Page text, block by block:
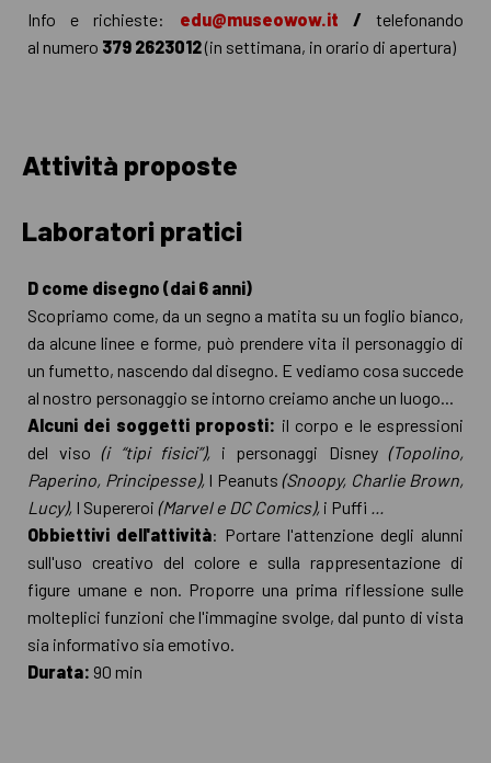
Info e richieste: edu@museowow.it /telefonando
al numero 379 2623012(in settimana, in orario di apertura)
Attività proposte
Laboratori pratici
D come disegno (dai 6 anni)
Scopriamo come, da un segno a matita su un foglio bianco,
da alcune linee e forme, può prendere vita il personaggio di
un fumetto, nascendo dal disegno. E vediamo cosa succede
al nostro personaggio se intorno creiamo anche un luogo...
Alcuni dei soggetti proposti: il corpo e le espressioni
del viso (i “tipi fisici”), i personaggi Disney(Topolino,
Paperino, Principesse), I Peanuts (Snoopy, Charlie Brown,
Lucy), I Supereroi (Marvel e DC Comics), i Puffi ...
Obbiettivi dell'attività: Portare l'attenzione degli alunni
sull'uso creativo del colore e sulla rappresentazione di
figure umane e non. Proporre una prima riflessione sulle
molteplici funzioni che l'immagine svolge, dal punto di vista
sia informativo sia emotivo.
Durata: 90 min